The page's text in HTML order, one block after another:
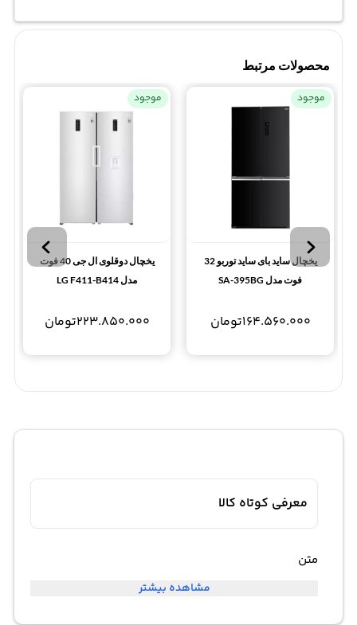
محصولات مرتبط
موجود
یخچال ساید بای ساید توربو 32
فوت مدل SA-395BG
164.560.000تومان
موجود
یخچال دوقلوی ال جی 40 فوت
مدل LG F411-B414
223.850.000تومان
معرفی کوتاه کالا
متن
مشاهده بیشتر